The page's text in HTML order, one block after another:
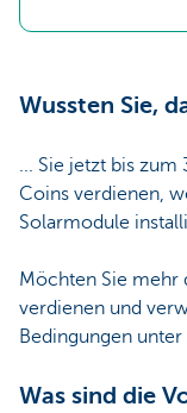
Wussten Sie,
... Sie jetzt bis
Coins verdienen,
Solarmodule
Möchten Sie mehr
verdienen und
Bedingungen unter
Was sind die